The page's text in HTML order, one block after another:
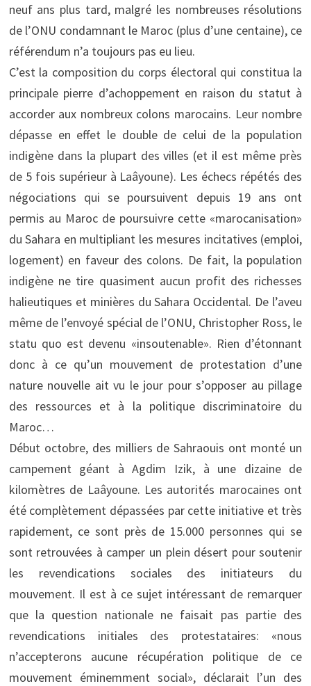
neuf ans plus tard, malgré les nombreuses résolutions
de l’ONU condamnant le Maroc (plus d’une centaine), ce
référendum n’a toujours pas eu lieu.
C’est la composition du corps électoral qui constitua la
principale pierre d’achoppement en raison du statut à
accorder aux nombreux colons marocains. Leur nombre
dépasse en effet le double de celui de la population
indigène dans la plupart des villes (et il est même près
de 5 fois supérieur à Laâyoune). Les échecs répétés des
négociations qui se poursuivent depuis 19 ans ont
permis au Maroc de poursuivre cette «marocanisation»
du Sahara en multipliant les mesures incitatives (emploi,
logement) en faveur des colons. De fait, la population
indigène ne tire quasiment aucun profit des richesses
halieutiques et minières du Sahara Occidental. De l’aveu
même de l’envoyé spécial de l’ONU, Christopher Ross, le
statu quo est devenu «insoutenable». Rien d’étonnant
donc à ce qu’un mouvement de protestation d’une
nature nouvelle ait vu le jour pour s’opposer au pillage
des ressources et à la politique discriminatoire du
Maroc…
Début octobre, des milliers de Sahraouis ont monté un
campement géant à Agdim Izik, à une dizaine de
kilomètres de Laâyoune. Les autorités marocaines ont
été complètement dépassées par cette initiative et très
rapidement, ce sont près de 15.000 personnes qui se
sont retrouvées à camper un plein désert pour soutenir
les revendications sociales des initiateurs du
mouvement. Il est à ce sujet intéressant de remarquer
que la question nationale ne faisait pas partie des
revendications initiales des protestataires: «nous
n’accepterons aucune récupération politique de ce
mouvement éminemment social», déclarait l’un des